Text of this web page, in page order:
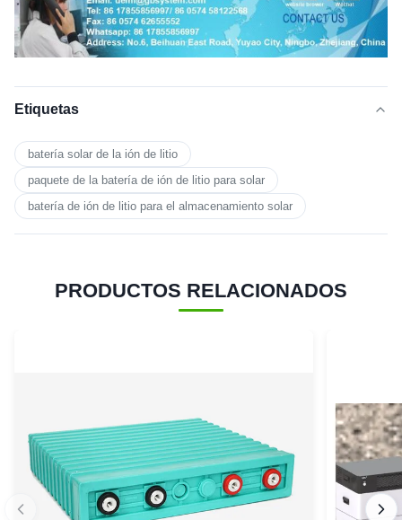
Etiquetas
batería solar de la ión de litio
paquete de la batería de ión de litio para solar
batería de ión de litio para el almacenamiento solar
PRODUCTOS RELACIONADOS